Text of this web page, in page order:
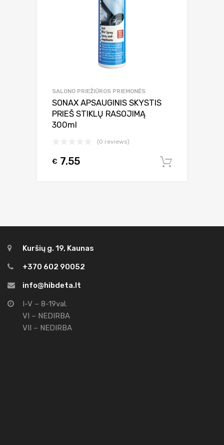
SALONO PRIEŽIŪROS PRIEMONĖS
SONAX APSAUGINIS SKYSTIS
PRIEŠ STIKLŲ RASOJIMĄ
300ml
(0 reviews)
€ 7.55
Kuršių g. 19, Kaunas
+370 602 90052
info@hibdeta.lt
I-V – 8-19val.
VI – NEDIRBA
VII – NEDIRBA